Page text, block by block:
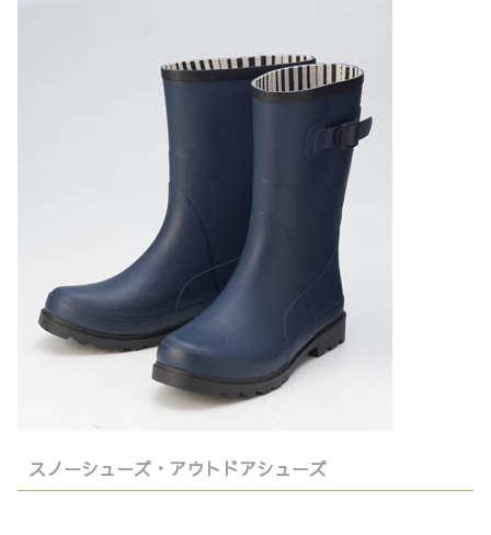
スノーシューズ・アウトドアシューズ